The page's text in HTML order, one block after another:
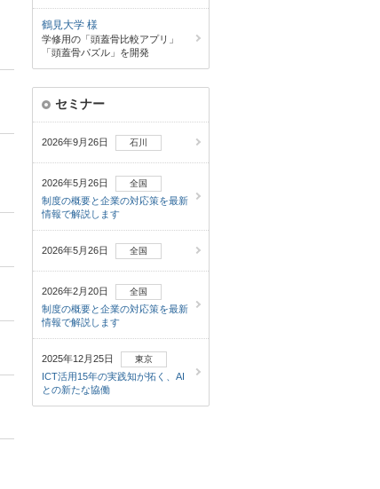
鶴見大学 様
学修用の「頭蓋骨比較アプリ」
「頭蓋骨パズル」を開発
セミナー
2026年9月26日 石川
2026年5月26日 全国
制度の概要と企業の対応策を最新
情報で解説します
2026年5月26日 全国
2026年2月20日 全国
制度の概要と企業の対応策を最新
情報で解説します
2025年12月25日 東京
ICT活用15年の実践知が拓く、AI
との新たな協働